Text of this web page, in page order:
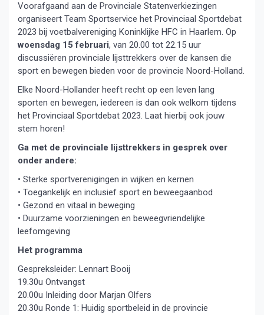
Voorafgaand aan de Provinciale Statenverkiezingen
organiseert Team Sportservice het Provinciaal Sportdebat
2023 bij voetbalvereniging Koninklijke HFC in Haarlem. Op
woensdag 15 februari, van 20.00 tot 22.15 uur
discussiëren provinciale lijsttrekkers over de kansen die
sport en bewegen bieden voor de provincie Noord-Holland.
Elke Noord-Hollander heeft recht op een leven lang
sporten en bewegen, iedereen is dan ook welkom tijdens
het Provinciaal Sportdebat 2023. Laat hierbij ook jouw
stem horen!
Ga met de provinciale lijsttrekkers in gesprek over
onder andere:
• Sterke sportverenigingen in wijken en kernen
• Toegankelijk en inclusief sport en beweegaanbod
• Gezond en vitaal in beweging
• Duurzame voorzieningen en beweegvriendelijke
leefomgeving
Het programma
Gespreksleider: Lennart Booij
19.30u Ontvangst
20.00u Inleiding door Marjan Olfers
20.30u Ronde 1: Huidig sportbeleid in de provincie